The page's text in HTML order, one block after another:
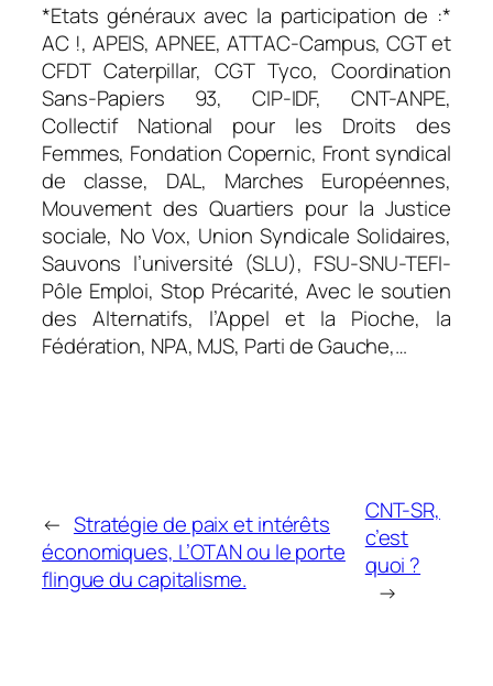
*Etats généraux avec la participation de :*
AC !, APEIS, APNEE, ATTAC-Campus, CGT et
CFDT Caterpillar, CGT Tyco, Coordination
Sans-Papiers 93, CIP-IDF, CNT-ANPE,
Collectif National pour les Droits des
Femmes, Fondation Copernic, Front syndical
de classe, DAL, Marches Européennes,
Mouvement des Quartiers pour la Justice
sociale, No Vox, Union Syndicale Solidaires,
Sauvons l’université (SLU), FSU-SNU-TEFI-
Pôle Emploi, Stop Précarité, Avec le soutien
des Alternatifs, l’Appel et la Pioche, la
Fédération, NPA, MJS, Parti de Gauche,…
← Stratégie de paix et intérêts
économiques, L’OTAN ou le porte
flingue du capitalisme.
CNT-SR,
c’est
quoi ?
→